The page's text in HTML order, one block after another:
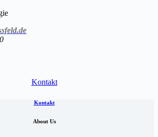
Kontakt
Kontakt
About Us